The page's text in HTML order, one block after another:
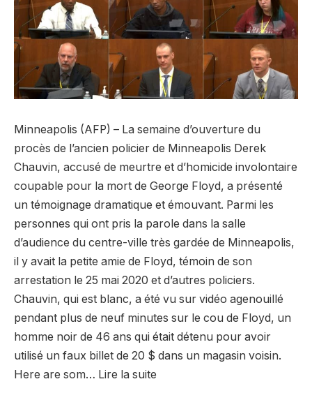
Minneapolis (AFP) – La semaine d’ouverture du
procès de l’ancien policier de Minneapolis Derek
Chauvin, accusé de meurtre et d’homicide involontaire
coupable pour la mort de George Floyd, a présenté
un témoignage dramatique et émouvant. Parmi les
personnes qui ont pris la parole dans la salle
d’audience du centre-ville très gardée de Minneapolis,
il y avait la petite amie de Floyd, témoin de son
arrestation le 25 mai 2020 et d’autres policiers.
Chauvin, qui est blanc, a été vu sur vidéo agenouillé
pendant plus de neuf minutes sur le cou de Floyd, un
homme noir de 46 ans qui était détenu pour avoir
utilisé un faux billet de 20 $ dans un magasin voisin.
Here are som… Lire la suite